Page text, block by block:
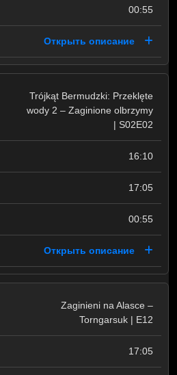
00:55
Открыть описание
Trójkąt Bermudzki: Przeklęte
wody 2 – Zaginione olbrzymy
| S02E02
16:10
17:05
00:55
Открыть описание
Zaginieni na Alasce –
Torngarsuk | E12
17:05